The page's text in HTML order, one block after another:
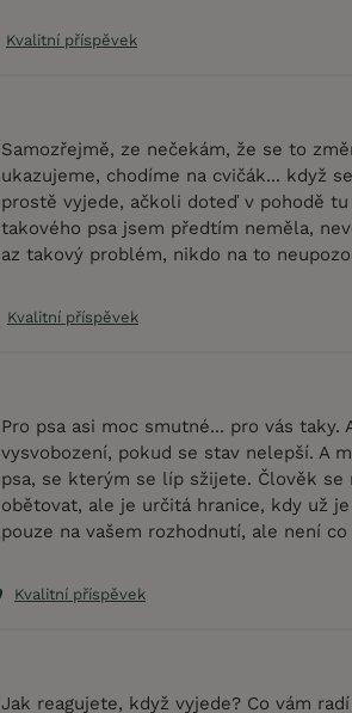
Kvalitní příspěvek
Samozřejmě, ze nečekám, že se to
ukazujeme, chodíme na cvičák... když
prostě vyjede, ačkoli doteď v pohodě
takového psa jsem předtím neměla,
az takový problém, nikdo na to
Kvalitní příspěvek
Pro psa asi moc smutné... pro vás taky.
vysvobození, pokud se stav nelepší. A
psa, se kterým se líp sžijete. Člověk se
obětovat, ale je určitá hranice, kdy už
pouze na vašem rozhodnutí, ale není
Kvalitní příspěvek
Jak reagujete, když vyjede? Co vám